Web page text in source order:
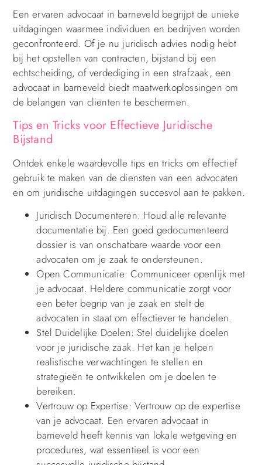
Een ervaren advocaat in barneveld begrijpt de unieke
uitdagingen waarmee individuen en bedrijven worden
geconfronteerd. Of je nu juridisch advies nodig hebt
bij het opstellen van contracten, bijstand bij een
echtscheiding, of verdediging in een strafzaak, een
advocaat in barneveld biedt maatwerkoplossingen om
de belangen van cliënten te beschermen.
Tips en Tricks voor Effectieve Juridische
Bijstand
Ontdek enkele waardevolle tips en tricks om effectief
gebruik te maken van de diensten van een advocaten
en om juridische uitdagingen succesvol aan te pakken.
Juridisch Documenteren: Houd alle relevante
documentatie bij. Een goed gedocumenteerd
dossier is van onschatbare waarde voor een
advocaten om je zaak te ondersteunen.
Open Communicatie: Communiceer openlijk met
je advocaat. Heldere communicatie zorgt voor
een beter begrip van je zaak en stelt de
advocaten in staat om effectiever te handelen.
Stel Duidelijke Doelen: Stel duidelijke doelen
voor je juridische zaak. Het kan je helpen
realistische verwachtingen te stellen en
strategieën te ontwikkelen om je doelen te
bereiken.
Vertrouw op Expertise: Vertrouw op de expertise
van je advocaat. Een ervaren advocaat in
barneveld heeft kennis van lokale wetgeving en
procedures, wat essentieel is voor een